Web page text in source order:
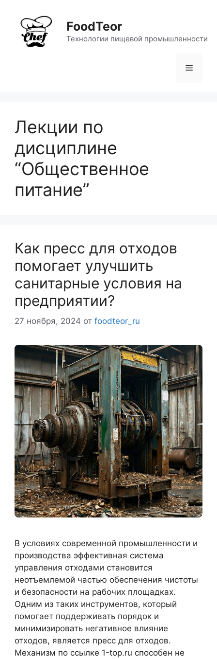
содержимому
FoodTeor
Технологии пищевой промышленности
Меню
Лекции по
дисциплине
“Общественное
питание”
Как пресс для отходов
помогает улучшить
санитарные условия на
предприятии?
27 ноября, 2024 от foodteor_ru
В условиях современной промышленности и
производства эффективная система
управления отходами становится
неотъемлемой частью обеспечения чистоты
и безопасности на рабочих площадках.
Одним из таких инструментов, который
помогает поддерживать порядок и
минимизировать негативное влияние
отходов, является пресс для отходов.
Механизм по ссылке 1-top.ru способен не